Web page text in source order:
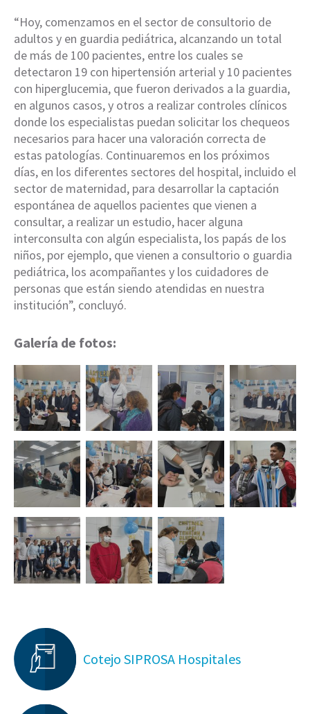
“Hoy, comenzamos en el sector de consultorio de
adultos y en guardia pediátrica, alcanzando un total
de más de 100 pacientes, entre los cuales se
detectaron 19 con hipertensión arterial y 10 pacientes
con hiperglucemia, que fueron derivados a la guardia,
en algunos casos, y otros a realizar controles clínicos
donde los especialistas puedan solicitar los chequeos
necesarios para hacer una valoración correcta de
estas patologías. Continuaremos en los próximos
días, en los diferentes sectores del hospital, incluido el
sector de maternidad, para desarrollar la captación
espontánea de aquellos pacientes que vienen a
consultar, a realizar un estudio, hacer alguna
interconsulta con algún especialista, los papás de los
niños, por ejemplo, que vienen a consultorio o guardia
pediátrica, los acompañantes y los cuidadores de
personas que están siendo atendidas en nuestra
institución”, concluyó.
Galería de fotos:
Cotejo SIPROSA Hospitales